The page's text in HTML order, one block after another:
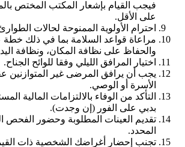
على الأقل.
احترام الأولوية الممنوحة لحالات
مراعاة قواعد السلامة بما في ذلك خطة
والحفاظ على نظافة المكان، ونظافة
اختيار المرافق الليلي وفقا للوائح الجناح.
يجب أن يرافق المرضى غير المتوازنين
الأسرة أو الوصي.
التأكد من الوفاء بالالتزامات المالية
بدبي على الفور (إن وجدت).
تقديم العينات المطلوبة وحضور
المحدد.
تجنب إحضار أغراضك الشخصية ذات